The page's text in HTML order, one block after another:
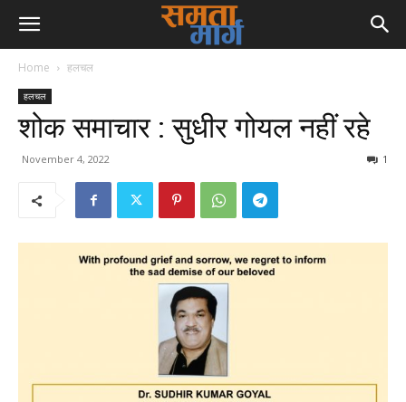
Home हलचल
हलचल
शोक समाचार : सुधीर गोयल नहीं रहे
November 4, 2022 1